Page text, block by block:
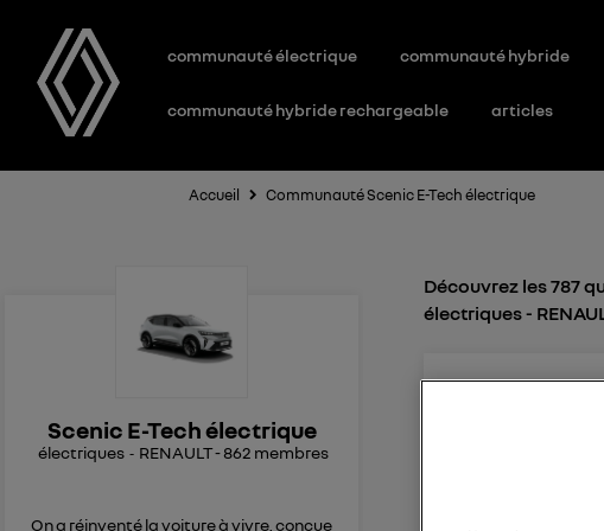
communauté électrique communauté hybride
communauté hybride rechargeable articles
Accueil Communauté Scenic E-Tech électrique
Scenic E-Tech électrique
électriques RENAULT-862 membres
On a réinventé la voiture à vivre, conçue
Découvrez les 787
électriques -
Zert
ALPINE
Bonjour, J'ai